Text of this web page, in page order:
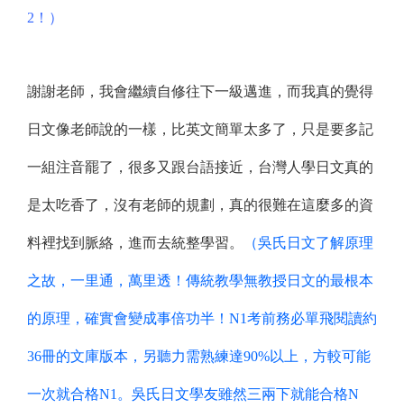
2！）
謝謝老師，我會繼續自修往下一級邁進，而我真的覺得
日文像老師說的一樣，比英文簡單太多了，只是要多記
一組注音罷了，很多又跟台語接近，台灣人學日文真的
是太吃香了，沒有老師的規劃，真的很難在這麼多的資
料裡找到脈絡，進而去統整學習。 （吳氏日文了解原理
之故，一里通，萬里透！傳統教學無教授日文的最根本
的原理，確實會變成事倍功半！N1考前務必單飛閱讀約
36冊的文庫版本，另聽力需熟練達90%以上，方較可能
一次就合格N1。吳氏日文學友雖然三兩下就能合格N